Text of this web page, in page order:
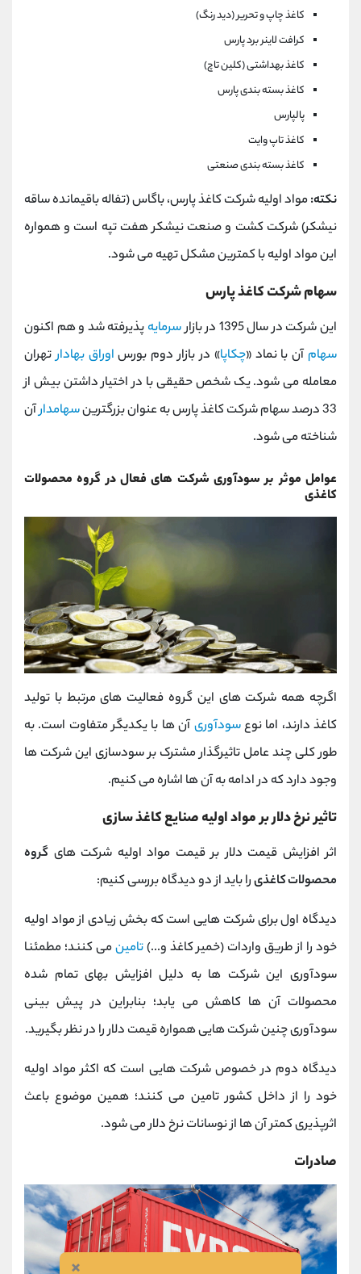
کاغذ چاپ و تحریر (دید رنگ)
کرافت لاینر برد پارس
کاغذ بهداشتی (کلین تاچ)
کاغذ بسته بندی پارس
پالپارس
کاغذ تاپ وایت
کاغذ بسته بندی صنعتی
نکته:مواد اولیه شرکت کاغذ پارس، باگاس (تفاله باقیمانده ساقه
نیشکر) شرکت کشت و صنعت نیشکر هفت تپه است و همواره
این مواد اولیه با کمترین مشکل تهیه می شود.
سهام شرکت کاغذ پارس
این شرکت در سال 1395 در بازار سرمایه پذیرفته شد و هم اکنون
سهام آن با نماد «چکاپا» در بازار دوم بورس اوراق بهادارتهران
معامله می شود. یک شخص حقیقی با در اختیار داشتن بیش از
33 درصد سهام شرکت کاغذ پارس به عنوان بزرگترین
سهامدارآن
شناخته می شود.
عوامل موثر بر سودآوری شرکت های فعال در گروه محصولات
کاغذی
اگرچه همه شرکت های این گروه فعالیت های مرتبط با تولید
کاغذ دارند، اما نوعسودآوریآن ها با یکدیگر متفاوت است. به
طور کلی چند عامل تاثیرگذار مشترک بر سودسازی این شرکت ها
وجود دارد که در ادامه به آن ها اشاره می کنیم.
تاثیر نرخ دلار بر مواد اولیه صنایع کاغذ سازی
اثر افزایش قیمت دلار بر قیمت مواد اولیه شرکت های گروه
محصولات کاغذیرا باید از دو دیدگاه بررسی کنیم:
دیدگاه اول برای شرکت هایی است که بخش زیادی از مواد اولیه
خود را از طریق واردات (خمیر کاغذ و...)تامینمی کنند؛ مطمئنا
سودآوری این شرکت ها به دلیل افزایش بهای تمام شده
محصولات آن ها کاهش می یابد؛ بنابراین در پیش بینی
سودآوری چنین شرکت هایی همواره قیمت دلار را در نظر بگیرید.
دیدگاه دوم در خصوص شرکت هایی است که اکثر مواد اولیه
خود را از داخل کشور تامین می کنند؛ همین موضوع باعث
اثرپذیری کمتر آن ها از نوسانات نرخ دلار می شود.
صادرات
×